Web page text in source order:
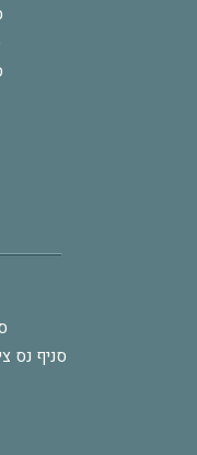
סניף נס